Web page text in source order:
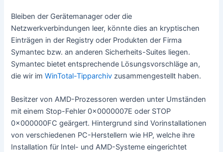
Bleiben der Gerätemanager oder die
Netzwerkverbindungen leer, könnte dies an kryptischen
Einträgen in der Registry oder Produkten der Firma
Symantec bzw. an anderen Sicherheits-Suites liegen.
Symantec bietet entsprechende Lösungsvorschläge an,
die wir imWinTotal-Tipparchiv zusammengestellt haben.
Besitzer von AMD-Prozessoren werden unter Umständen
mit einem Stop-Fehler 0x0000007E oder STOP
0x000000FC geärgert. Hintergrund sind Vorinstallationen
von verschiedenen PC-Herstellern wie HP, welche ihre
Installation für Intel- und AMD-Systeme eingerichtet